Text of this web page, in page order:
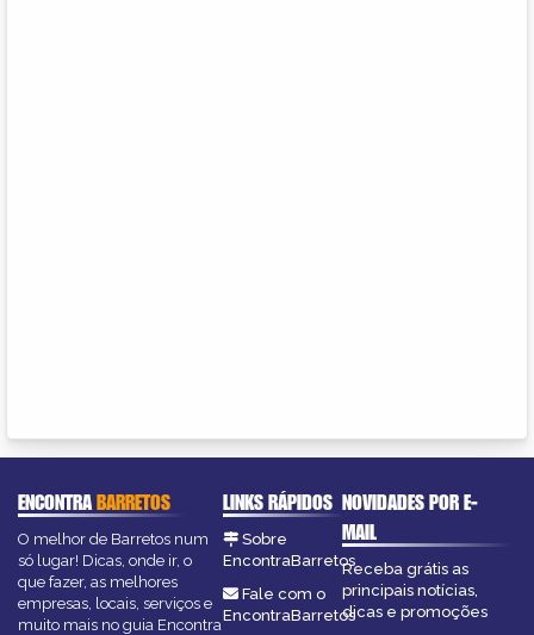
ENCONTRABARRETOS
O melhor de Barretos num
só lugar! Dicas, onde ir, o
que fazer, as melhores
empresas, locais, serviços e
muito mais no guia Encontra
LINKS RÁPIDOS
Sobre
EncontraBarretos
Fale com o
EncontraBarretos
NOVIDADES POR E-
MAIL
Receba grátis as
principais notícias,
dicas e promoções